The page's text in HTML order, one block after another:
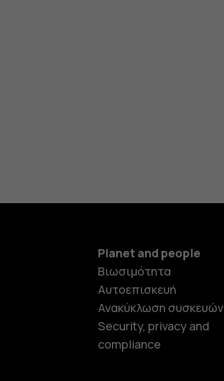
Planet and people
Βιωσιμότητα
Αυτοεπισκευή
Ανακύκλωση συσκευών
Security, privacy and
compliance